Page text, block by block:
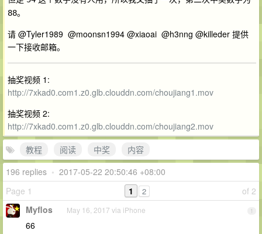
88。
请 @Tyler1989 @moonsn1994 @xiaoai @h3nng @killeder 提供
一下接收邮箱。
抽奖视频 1:
http://7xkad0.com1.z0.glb.clouddn.com/choujiang1.mov
抽奖视频 2:
http://7xkad0.com1.z0.glb.clouddn.com/choujiang2.mov
教程
阅读 中奖
内容
196 replies • 2017-05-22 20:50:46 +08:00
Page 1
of 2
1 2
1
Myflos May 16, 2017 via iPhone
66